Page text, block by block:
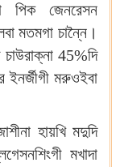
পিক জেনরেসন
মতমগা চান্নৈ।
চাউরাক্না 45%দি
ইনর্জীগী মরুওইবা
হায়খি মদুদি
মখাদা